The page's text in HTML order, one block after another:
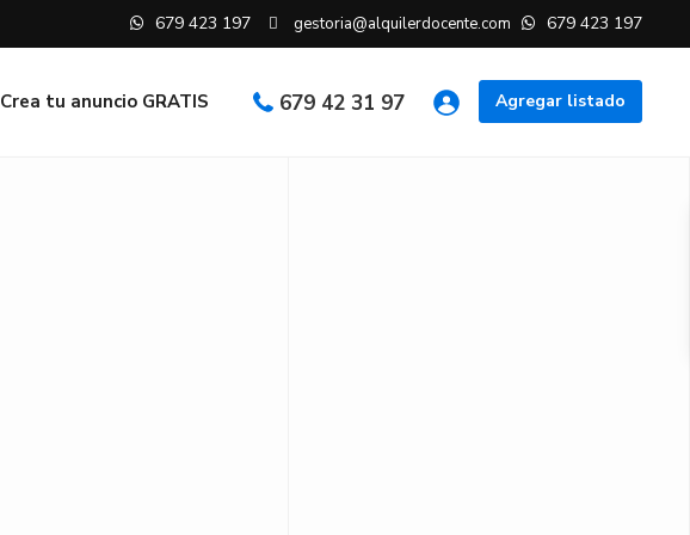
679 423 197 gestoria@alquilerdocente.com 679 423 197
Agregar listado
679 42 31 97
Crea tu anuncio GRATIS